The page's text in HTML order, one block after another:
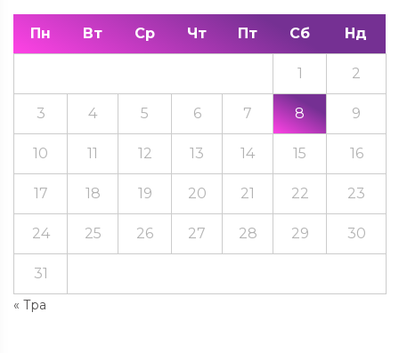
Пн Вт Ср Чт Пт Сб Нд
« Тра
1 2
3 4 5 6 7 8 9
10 11 12 13 14 15 16
17 18 19 20 21 22 23
24 25 26 27 28 29 30
31